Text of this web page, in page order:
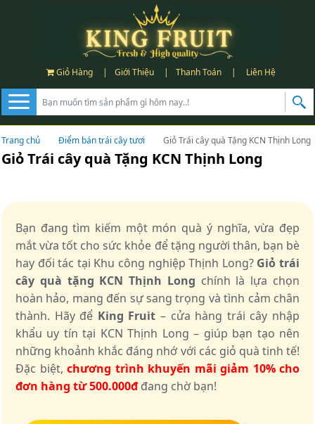
Giỏ Hàng | Giới Thiệu | Thanh Toán | Liên Hệ
Trang chủ Điểm bán trái cây tươi Giỏ Trái cây quà Tặng KCN Thịnh Long
Giỏ Trái cây quà Tặng KCN Thịnh Long
Bạn đang tìm kiếm một món quà ý nghĩa, vừa đẹp
mắt vừa tốt cho sức khỏe để tặng người thân, bạn bè
hay đối tác tại Khu công nghiệp Thịnh Long? Giỏ trái
cây quà tặng KCN Thịnh Long chính là lựa chọn
hoàn hảo, mang đến sự sang trọng và tình cảm chân
thành. Hãy để King Fruit – cửa hàng trái cây nhập
khẩu uy tín tại KCN Thịnh Long – giúp bạn tạo nên
những khoảnh khắc đáng nhớ với các giỏ quà tinh tế!
Đặc biệt, chương trình khuyến mãi giảm 10% cho
đơn hàng từ 500.000đđang chờ bạn!